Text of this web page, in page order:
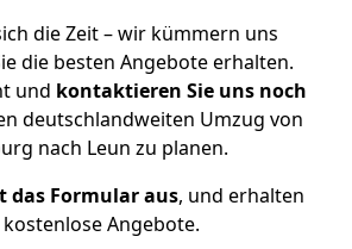
die Zeit – wir kümmern uns
die besten Angebote erhalten.
und kontaktieren Sie uns noch
deutschlandweiten Umzug von
nach Leun zu planen.
das Formular aus, und erhalten
kostenlose Angebote.